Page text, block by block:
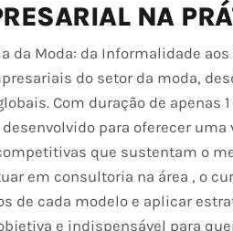
NA
da Moda: da Informalidade
do setor da moda,
Com duração de apenas
para oferecer
que sustentam o
em consultoria na área , o
de cada modelo e aplicar
e indispensável para